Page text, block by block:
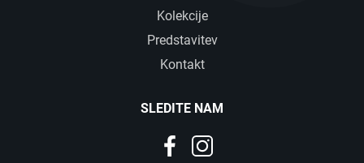
Kolekcije
Predstavitev
Kontakt
SLEDITE NAM